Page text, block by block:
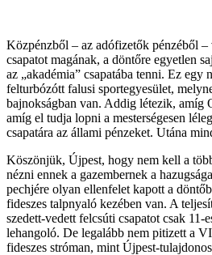
Közpénzből – az adófizetők pénzéből –
csapatot magának, a döntőre egyetlen
az „akadémia” csapatába tenni. Ez egy
felturbózótt falusi sportegyesület,
bajnokságban van. Addig létezik, amíg
amíg el tudja lopni a mesterségesen
csapatára az állami pénzeket. Utána
Köszönjük, Újpest, hogy nem kell a
nézni ennek a gazembernek a
pechjére olyan ellenfelet kapott a
fideszes talpnyaló kezében van. A
szedett-vedett felcsúti csapatot csak 11-
lehangoló. De legalább nem pitizett a
fideszes stróman, mint Újpest-